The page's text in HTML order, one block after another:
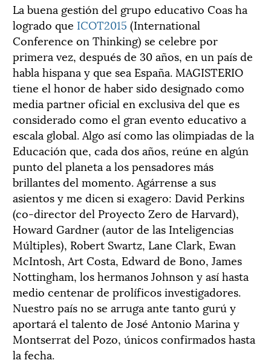
La buena gestión del grupo educativo Coas ha
logrado que ICOT2015 (International
Conference on Thinking) se celebre por
primera vez, después de 30 años, en un país de
habla hispana y que sea España. MAGISTERIO
tiene el honor de haber sido designado como
media partner oficial en exclusiva del que es
considerado como el gran evento educativo a
escala global. Algo así como las olimpiadas de la
Educación que, cada dos años, reúne en algún
punto del planeta a los pensadores más
brillantes del momento. Agárrense a sus
asientos y me dicen si exagero: David Perkins
(co-director del Proyecto Zero de Harvard),
Howard Gardner (autor de las Inteligencias
Múltiples), Robert Swartz, Lane Clark, Ewan
McIntosh, Art Costa, Edward de Bono, James
Nottingham, los hermanos Johnson y así hasta
medio centenar de prolíficos investigadores.
Nuestro país no se arruga ante tanto gurú y
aportará el talento de José Antonio Marina y
Montserrat del Pozo, únicos confirmados hasta
la fecha.